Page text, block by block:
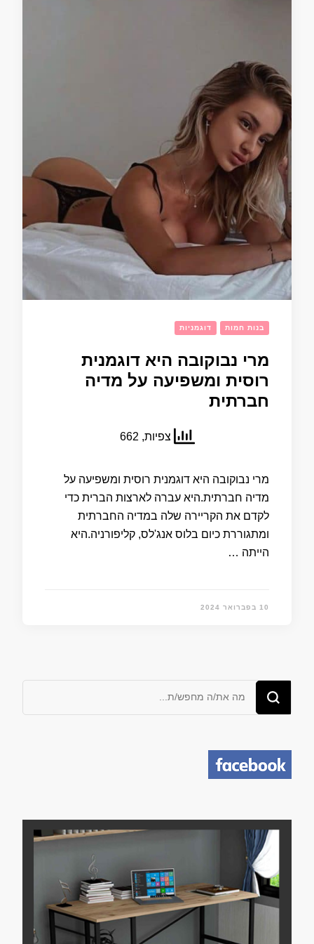
בנות חמות דוגמניות
מרי נבוקובה היא דוגמנית
רוסית ומשפיעה על מדיה
חברתית
צפיות, 662
מרי נבוקובה היא דוגמנית רוסית ומשפיעה על
מדיה חברתית.היא עברה לארצות הברית כדי
לקדם את הקריירה שלה במדיה החברתית
ומתגוררת כיום בלוס אנג'לס, קליפורניה.היא
הייתה …
10 בפברואר 2024
מחפש/ת
משהו?